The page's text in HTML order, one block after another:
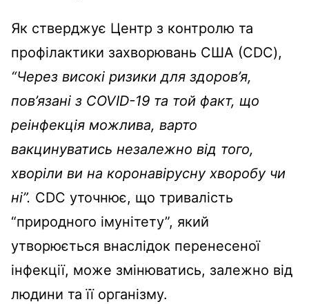
Як стверджує Центр з контролю та
профілактики захворювань США (CDC),
“Через високі ризики для здоров’я,
пов’язані з COVID-19 та той факт, що
реінфекція можлива, варто
вакцинуватись незалежно від того,
хворіли ви на коронавірусну хворобу чи
ні”. CDC уточнює, що тривалість
“природного імунітету”, який
утворюється внаслідок перенесеної
інфекції, може змінюватись, залежно від
людини та її організму.